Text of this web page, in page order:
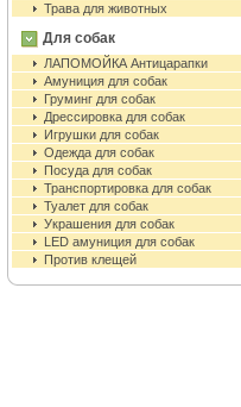
Трава для животных
Для собак
ЛАПОМОЙКА Антицарапки
Амуниция для собак
Груминг для собак
Дрессировка для собак
Игрушки для собак
Одежда для собак
Посуда для собак
Транспортировка для собак
Туалет для собак
Украшения для собак
LED амуниция для собак
Против клещей